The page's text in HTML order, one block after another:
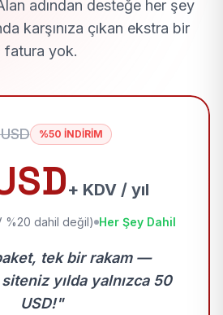
adından desteğe her şey
karşınıza çıkan ekstra bir
fatura yok.
%50 İNDİRİM
+ KDV / yıl
%20 dahil değil) Her Şey Dahil
tek bir rakam —
yılda yalnızca 50
USD!"